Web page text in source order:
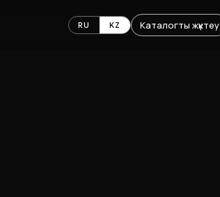
RU KZ Каталогты жүктеу